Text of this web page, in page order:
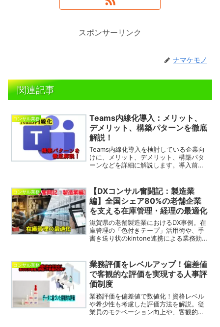
スポンサーリンク
ナマケモノ
関連記事
コンサル業務
Teams内線化導入：メリット、
デメリット、構築パターンを徹底
解説！
Teams内線化導入を検討している企業向
けに、メリット、デメリット、構築パタ
ーンなどを詳細に解説します。導入前に
ご活用ください。
コンサル業務
【DXコンサル奮闘記：製造業
編】全国シェア80%の老舗企業
を支える在庫管理・経理の最適化
滋賀県の老舗製造業におけるDX事例。在
庫管理の「色付きテープ」活用術や、手
書き送り状のkintone連携による業務効率
コンサル業務
業務評価をレベルアップ！偏差値
で客観的な評価を実現する人事評
価制度
業務評価を偏差値で数値化！資格レベル
や希少性も考慮した評価方法を解説。従
業員のモチベーション向上や、客観的な